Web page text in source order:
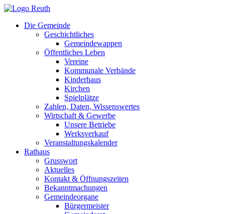
Zum
springenDie Gemeinde
Geschichtliches
Gemeindewappen
Öffentliches Leben
Vereine
Kommunale Verbände
Kinderhaus
Kirchen
Spielplätze
Zahlen, Daten, Wissenswertes
Wirtschaft & Gewerbe
Unsere Betriebe
Werksverkauf
Veranstaltungskalender
Rathaus
Grusswort
Aktuelles
Kontakt & Öffnungszeiten
Bekanntmachungen
Gemeindeorgane
Bürgermeister